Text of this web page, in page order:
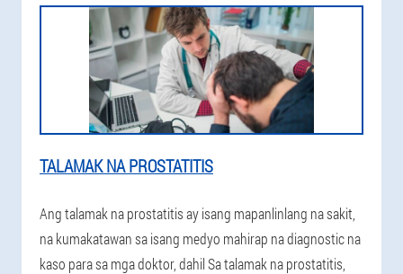
TALAMAK NA PROSTATITIS
Ang talamak na prostatitis ay isang mapanlinlang na sakit,
na kumakatawan sa isang medyo mahirap na diagnostic na
kaso para sa mga doktor, dahil Sa talamak na prostatitis,